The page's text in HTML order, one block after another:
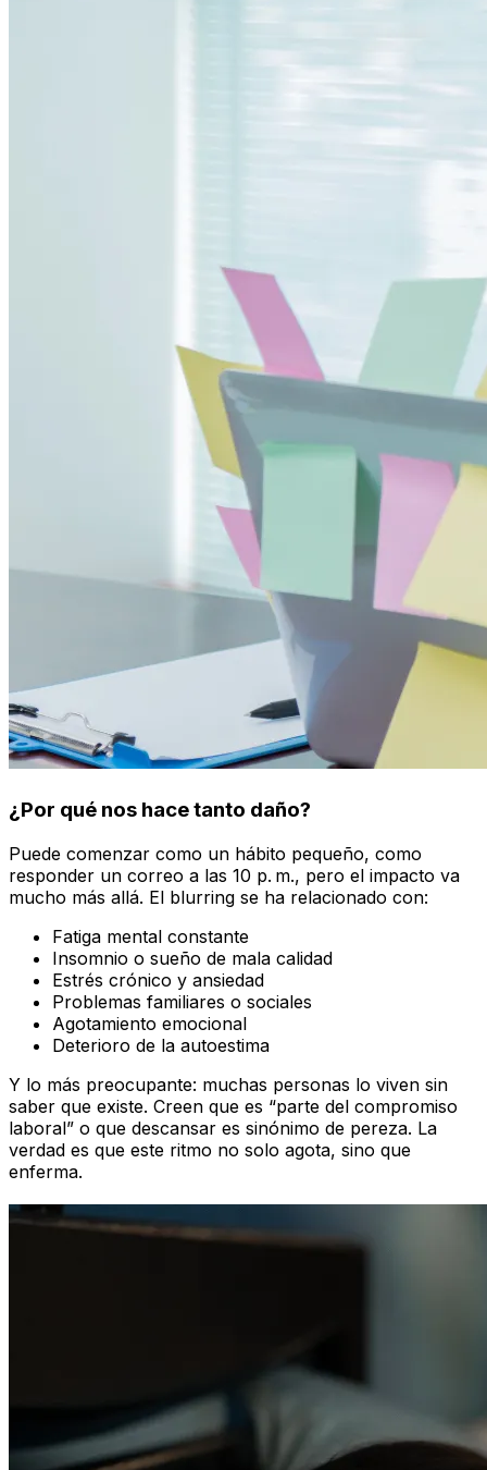
¿Por qué nos hace tanto daño?
Puede comenzar como un hábito pequeño, como
responder un correo a las 10 p. m., pero el impacto va
mucho más allá. El blurring se ha relacionado con:
Fatiga mental constante
Insomnio o sueño de mala calidad
Estrés crónico y ansiedad
Problemas familiares o sociales
Agotamiento emocional
Deterioro de la autoestima
Y lo más preocupante: muchas personas lo viven sin
saber que existe. Creen que es “parte del compromiso
laboral” o que descansar es sinónimo de pereza. La
verdad es que este ritmo no solo agota, sino que
enferma.